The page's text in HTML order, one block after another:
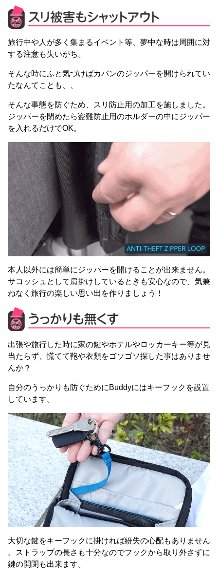
旅行中や人が多く集まるイベント等、夢中な時は周囲に対
する注意も失いがち。
そんな時にふと気づけばカバンのジッパーを開けられてい
たなんてことも、、
そんな事態を防ぐため、スリ防止用の加工を施しました。
ジッパーを閉めたら盗難防止用のホルダーの中にジッパー
を入れるだけでOK。
本人以外には簡単にジッパーを開けることが出来ません。
サコッシュとして肩掛けしているときも安心なので、気兼
ねなく旅行の楽しい思い出を作りましょう！
出張や旅行した時に家の鍵やホテルやロッカーキー等が見
当たらず、慌てて鞄や衣類をゴソゴソ探した事はありませ
んか？
自分のうっかりも防ぐためにBuddyにはキーフックを設置
しています。
大切な鍵をキーフックに掛ければ紛失の心配もありません
。ストラップの長さも十分なのでフックから取り外さずに
鍵の開閉も出来ます。